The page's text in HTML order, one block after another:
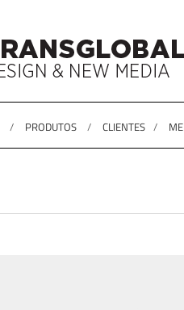
PRODUTOS CLIENTES